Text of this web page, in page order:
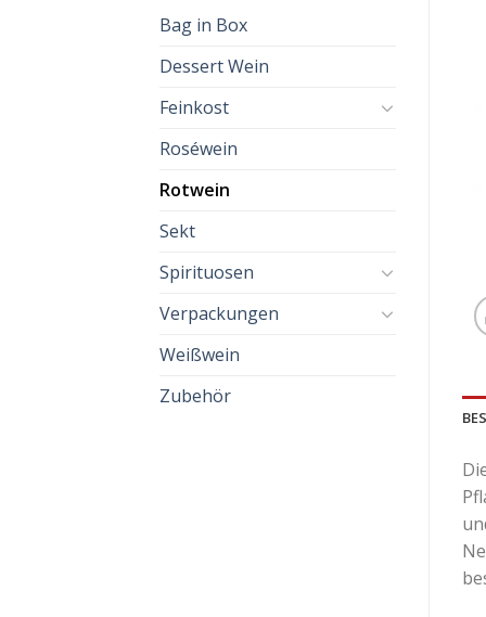
Bag in Box
Dessert Wein
Feinkost
Roséwein
Rotwein
Sekt
Spirituosen
Verpackungen
Weißwein
Zubehör